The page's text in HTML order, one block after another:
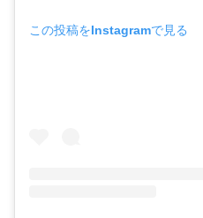
この投稿をInstagramで見る